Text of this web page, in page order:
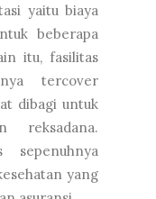
yaitu biaya
beberapa
itu, fasilitas
tercover
dibagi untuk
reksadana.
yang